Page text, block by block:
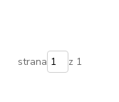
strana z 1